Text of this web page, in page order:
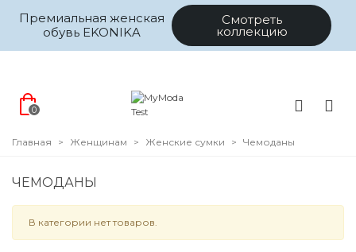
Премиальная женская
обувь EKONIKA
Смотреть
коллекцию
0
Главная > Женщинам > Женские сумки > Чемоданы
ЧЕМОДАНЫ
В категории нет товаров.